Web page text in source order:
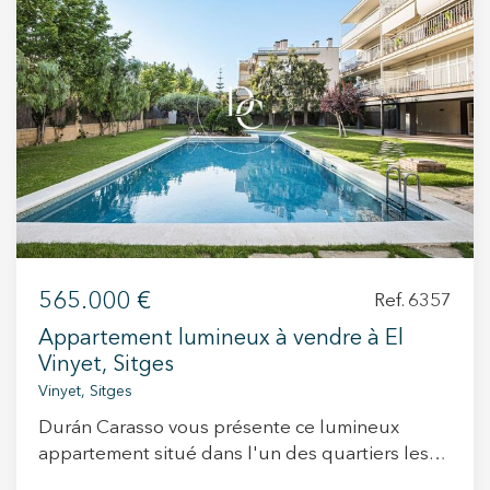
565.000 € Ref. 6357
Appartement lumineux à vendre à El
Vinyet, Sitges
Vinyet, Sitges
Durán Carasso vous présente ce lumineux
appartement situé dans l'un des quartiers les
Ces cookies sont utilisés pour stocker des informations sur
les préférences et les choix personnels de l'utilisateur
grâce à l'observation continue de ses habitudes de
navigation. Grâce à eux, nous pouvons connaître les
habitudes de navigation sur le site Web et afficher des
publicités liées au profil de navigation de l'utilisateur.